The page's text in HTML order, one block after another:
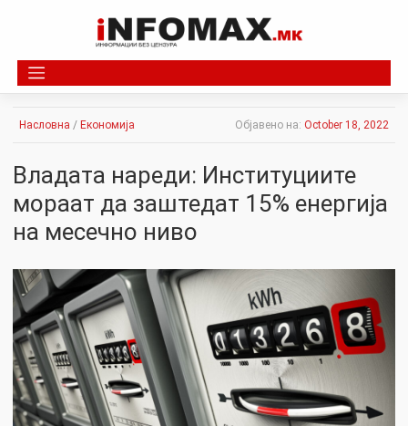
Насловна / Економија Објавено на: October 18, 2022
Владата нареди: Институциите
мораат да заштедат 15% енергија
на месечно ниво